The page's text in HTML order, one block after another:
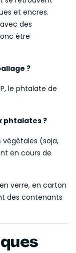
et encres.
des
être
?
le phtalate de
phtalates ?
végétales (soja,
en cours de
verre, en carton
des contenants